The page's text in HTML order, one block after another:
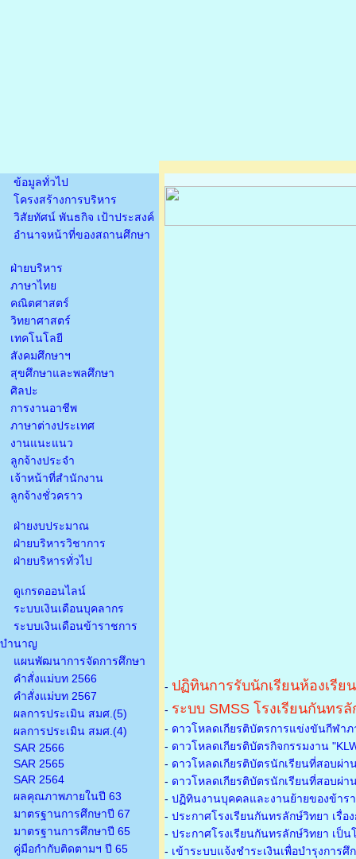
ข้อมูลทั่วไป
โครงสร้างการบริหาร
วิสัยทัศน์ พันธกิจ เป้าประสงค์
อำนาจหน้าที่ของสถานศึกษา
ฝ่ายบริหาร
ภาษาไทย
คณิตศาสตร์
วิทยาศาสตร์
เทคโนโลยี
สังคมศึกษาฯ
สุขศึกษาและพลศึกษา
ศิลปะ
การงานอาชีพ
ภาษาต่างประเทศ
งานแนะแนว
ลูกจ้างประจำ
เจ้าหน้าที่สำนักงาน
ลูกจ้างชั่วคราว
ฝ่ายงบประมาณ
ฝ่ายบริหารวิชาการ
ฝ่ายบริหารทั่วไป
ดูเกรดออนไลน์
ระบบเงินเดือนบุคลากร
ระบบเงินเดือนข้าราชการ
บำนาญ
แผนพัฒนาการจัดการศึกษา
คำสั่งแม่บท 2566
คำสั่งแม่บท 2567
ผลการประเมิน สมศ.(5)
ผลการประเมิน สมศ.(4)
SAR 2566
SAR 2565
SAR 2564
ผลคุณภาพภายในปี 63
มาตรฐานการศึกษาปี 67
มาตรฐานการศึกษาปี 65
คู่มือกำกับติดตามฯ ปี 65
- ปฏิทินการรับนักเรียนห้องเรีย
- ระบบ SMSS โรงเรียนกันทร
- ดาวโหลดเกียรติบัตรการแข่งขันกีฬา
- ดาวโหลดเกียรติบัตรกิจกรรมงาน
- ดาวโหลดเกียรติบัตรนักเรียนที่สอบผ่
- ดาวโหลดเกียรติบัตรนักเรียนที่สอบผ่
- ปฏิทินงานบุคคลและงานย้ายของข้าร
- ประกาศโรงเรียนกันทรลักษ์วิทยา เรื่
- ประกาศโรงเรียนกันทรลักษ์วิทยา เป็
- เข้าระบบแจ้งชำระเงินเพื่อบำรุงการศึ